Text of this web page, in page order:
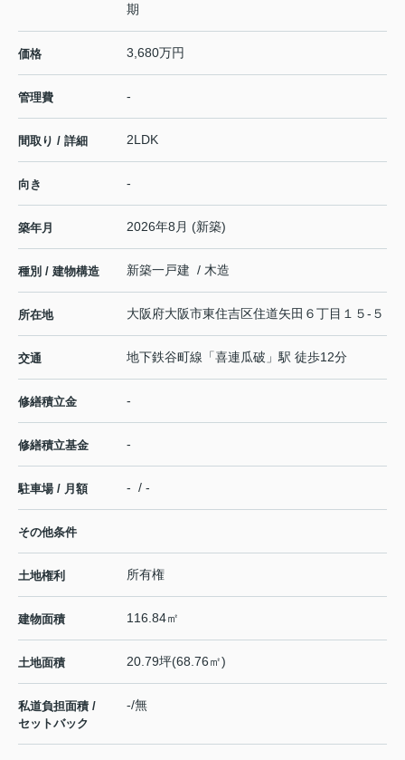
期
価格 3,680万円
管理費 -
間取り / 詳細 2LDK
向き -
築年月 2026年8月 (新築)
種別 / 建物構造 新築一戸建 / 木造
所在地 大阪府大阪市東住吉区住道矢田 ６丁目１５-５
交通 地下鉄谷町線 「喜連瓜破 」駅 徒歩12分
修繕積立金 -
修繕積立基金 -
駐車場 / 月額 - / -
その他条件
土地権利 所有権
建物面積 116.84㎡
土地面積 20.79坪(68.76㎡)
私道負担面積 /
セットバック
-/無